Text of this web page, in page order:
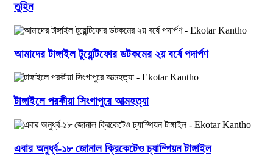
তুহিন
আমাদের টাঙ্গাইল টুয়েন্টিফোর ডটকমের ২য় বর্ষে পদার্পণ
টাঙ্গাইলে পরকীয়া সিংগাপুরে আত্মহত্যা
এবার অনুর্ধ্ব-১৮ জোনাল ক্রিকেটেও চ্যাম্পিয়ন টাঙ্গাইল